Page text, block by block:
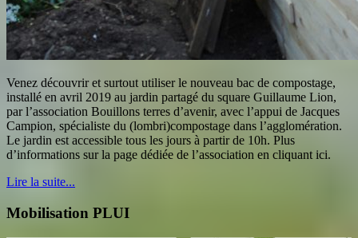
Venez découvrir et surtout utiliser le nouveau bac de compostage,
installé en avril 2019 au jardin partagé du square Guillaume Lion,
par l’association Bouillons terres d’avenir, avec l’appui de Jacques
Campion, spécialiste du (lombri)compostage dans l’agglomération.
Le jardin est accessible tous les jours à partir de 10h. Plus
d’informations sur la page dédiée de l’association en cliquant ici.
Lire la suite...
Mobilisation PLUI